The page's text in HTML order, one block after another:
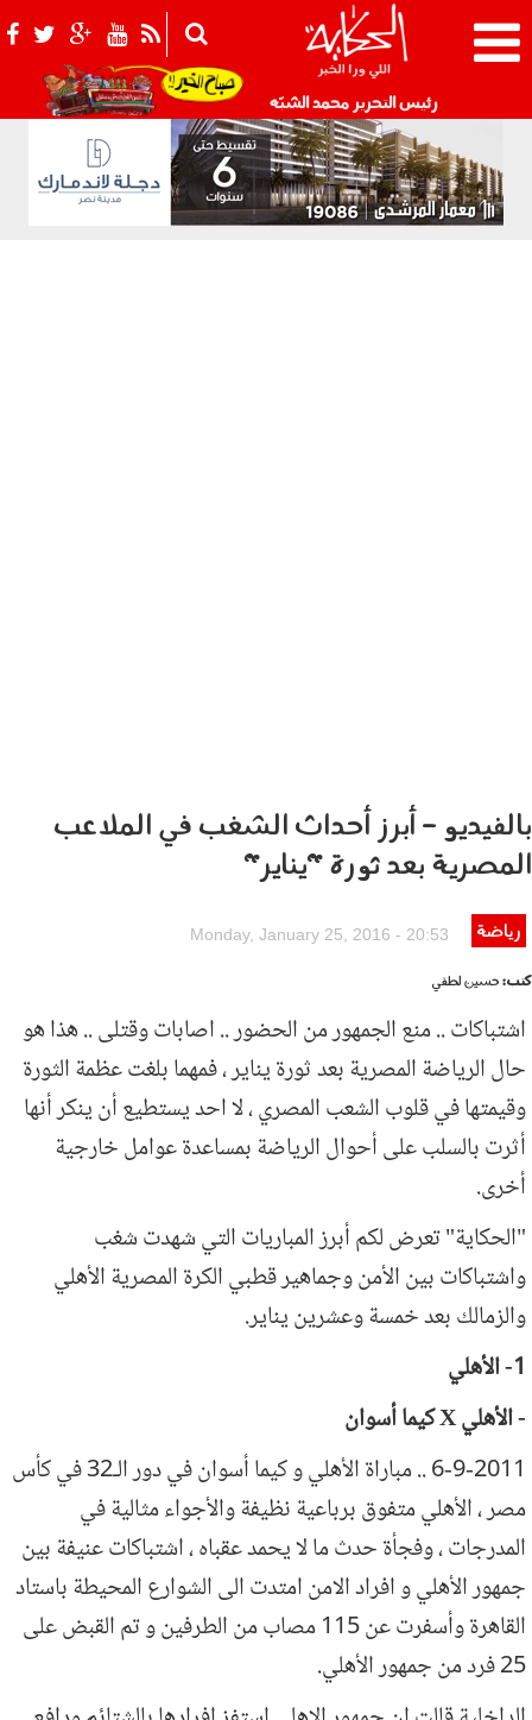
رئيس التحرير محمد الشبّه 021_2.png
بالفيديو - أبرز أحداث الشغب في الملاعب
المصرية بعد ثورة "يناير"
e57d394e-2c8d-462a-b54a-
8e3e052a822a.jpg
رياضة Monday, January 25, 2016 - 20:53
كتب:حسين لطفي
اشتباكات .. منع الجمهور من الحضور .. اصابات وقتلى .. هذا هو
حال الرياضة المصرية بعد ثورة يناير ، فمهما بلغت عظمة الثورة
وقيمتها في قلوب الشعب المصري ، لا احد يستطيع أن ينكر أنها
أثرت بالسلب على أحوال الرياضة بمساعدة عوامل خارجية
أخرى.
"الحكاية" تعرض لكم أبرز المباريات التي شهدت شغب
واشتباكات بين الأمن وجماهير قطبي الكرة المصرية الأهلي
والزمالك بعد خمسة وعشرين يناير.
1- الأهلي
- الأهلي X كيما أسوان
6-9-2011 .. مباراة الأهلي و كيما أسوان في دور الـ32 في كأس
مصر ، الأهلي متفوق برباعية نظيفة والأجواء مثالية في
المدرجات ، وفجأة حدث ما لا يحمد عقباه ، اشتباكات عنيفة بين
جمهور الأهلي و افراد الامن امتدت الى الشوارع المحيطة باستاد
القاهرة وأسفرت عن 115 مصاب من الطرفين و تم القبض على
25 فرد من جمهور الأهلي.